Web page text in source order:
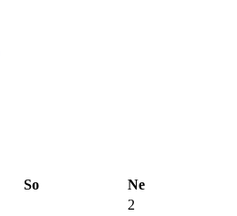
So
Ne
2